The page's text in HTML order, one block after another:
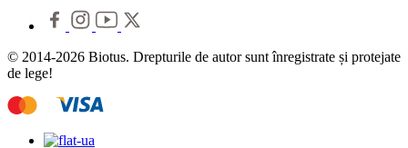
© 2014-2026 Biotus. Drepturile de autor sunt înregistrate și protejate
de lege!